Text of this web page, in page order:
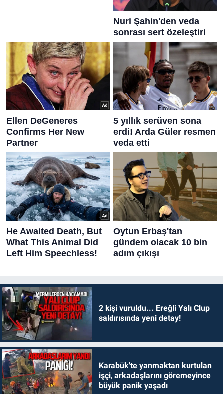
2 kişi vuruldu... Ereğli Yalı Clup
saldırısında yeni detay!
Karabük'te yanmaktan kurtulan
işçi, arkadaşlarını göremeyince
büyük panik yaşadı